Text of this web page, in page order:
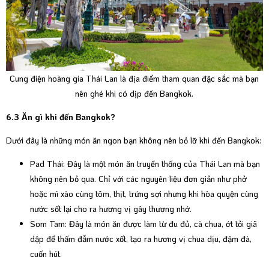
Cung điện hoàng gia Thái Lan là địa điểm tham quan đặc sắc mà bạn
nên ghé khi có dịp đến Bangkok.
6.3 Ăn gì khi đến Bangkok?
Dưới đây là những món ăn ngon bạn không nên bỏ lỡ khi đến Bangkok:
Pad Thái: Đây là một món ăn truyền thống của Thái Lan mà bạn
không nên bỏ qua. Chỉ với các nguyên liệu đơn giản như phở
hoặc mì xào cùng tôm, thịt, trứng sợi nhưng khi hòa quyện cùng
nước sốt lại cho ra hương vị gây thương nhớ.
Som Tam: Đây là món ăn được làm từ đu đủ, cà chua, ớt tỏi giã
dập để thấm đẫm nước xốt, tạo ra hương vị chua dịu, đậm đà,
cuốn hút.